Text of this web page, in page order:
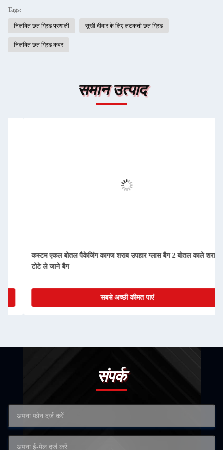
Tags:
निलंबित छत ग्रिड प्रणाली सूखी दीवार के लिए लटकती छत ग्रिड
निलंबित छत ग्रिड कवर
समान उत्पाद
कस्टम एकल बोतल पैकेजिंग कागज शराब उपहार ग्लास बैग 2 बोतल काले शराब
टोटे ले जाने बैग
सबसे अच्छी कीमत पाएं
संपर्क